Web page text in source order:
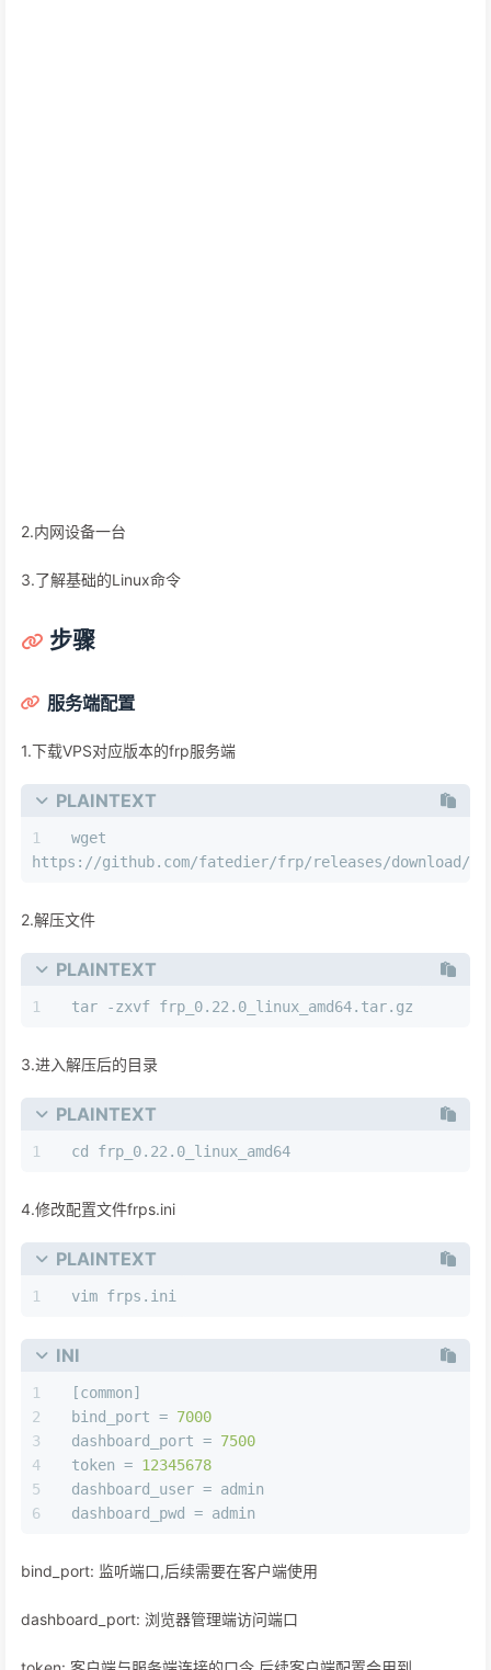
2.内网设备一台
3.了解基础的Linux命令
步骤
服务端配置
1.下载VPS对应版本的frp服务端
PLAINTEXT
wget
https://github.com/fatedier/frp/releases/download/
2.解压文件
PLAINTEXT
tar -zxvf frp_0.22.0_linux_amd64.tar.gz
3.进入解压后的目录
PLAINTEXT
cd frp_0.22.0_linux_amd64
4.修改配置文件frps.ini
PLAINTEXT
vim frps.ini
INI
[common]
bind_port = 7000
dashboard_port = 7500
token = 12345678
dashboard_user = admin
dashboard_pwd
= admin
bind_port: 监听端口,后续需要在客户端使用
dashboard_port: 浏览器管理端访问端口